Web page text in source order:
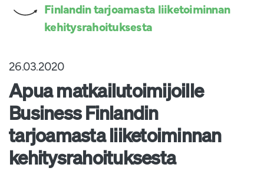
Finlandin tarjoamasta liiketoiminnan
kehitysrahoituksesta
26.03.2020
Apua matkailutoimijoille
Business Finlandin
tarjoamasta liiketoiminnan
kehitysrahoituksesta